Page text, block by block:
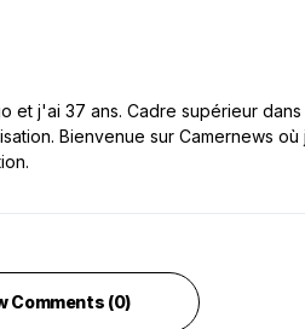
et j'ai 37 ans. Cadre supérieur
Bienvenue sur Camernews
Comments (0)